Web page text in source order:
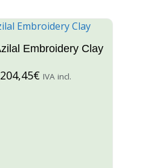
Embroidery Clay
204,45€ IVA incl.